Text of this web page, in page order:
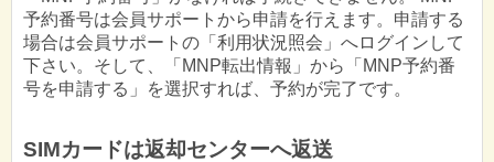
予約番号は会員サポートから申請を行えます。申請する
場合は会員サポートの「利用状況照会」へログインして
下さい。そして、「MNP転出情報」から「MNP予約番
号を申請する」を選択すれば、予約が完了です。
SIMカードは返却センターへ返送